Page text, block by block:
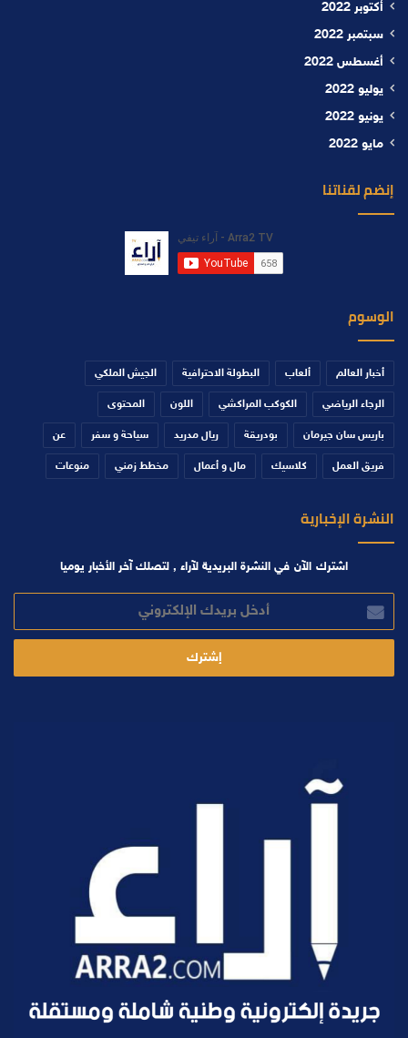
أكتوبر 2022
سبتمبر 2022
أغسطس 2022
يوليو 2022
يونيو 2022
مايو 2022
إنضم لقناتنا
الوسوم
أخبار العالم ألعاب البطولة الاحترافية الجيش الملكي
الرجاء الرياضي الكوكب المراكشي اللون المحتوى
باريس سان جيرمان بودريقة ريال مدريد سياحة و سفر عن
فريق العمل كلاسيك مال و أعمال مخطط زمني منوعات
النشرة الإخبارية
اشترك الآن في النشرة البريدية لآراء , لتصلك آخر الأخبار يوميا
بريدك
الإلكتروني